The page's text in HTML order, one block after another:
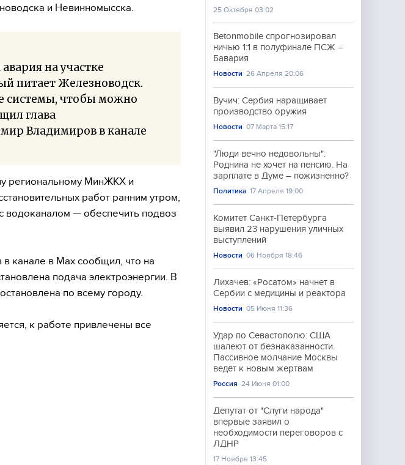
и Невинномысска.
на участке
питает Железноводск.
системы, чтобы можно
глава
Владимиров в канале
региональному МинЖКХ и
работ ранним утром,
водоканалом — обеспечить подвоз
канале в Max сообщил, что на
подача электроэнергии. В
по всему городу.
к работе привлечены все
25 Октября 03:02
Betonmobile спрогнозировал
ничью 1:1 в полуфинале ПСЖ –
Бавария
Новости 26 Апреля 20:06
Вучич: Сербия наращивает
производство оружия
Новости 07 Марта 15:17
"Люди вечно недовольны":
Роднина не хочет на пенсию. На
зарплате в Думе – пожизненно?
Политика 17 Апреля 19:00
Комитет Санкт-Петербурга
выявил 23 нарушения уличных
выступлений
Новости 06 Ноября 18:46
Лихачев: «Росатом» начнет в
Сербии с медицины и реактора
Новости 05 Июня 11:36
Удар по Севастополю: США
шалеют от безнаказанности.
Пассивное молчание Москвы
ведёт к новым жертвам
Россия 24 Июня 01:00
Депутат от "Слуги народа"
впервые заявил о
необходимости переговоров с
ЛДНР
17 Ноября 13:45